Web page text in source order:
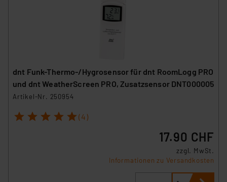
dnt Funk-Thermo-/Hygrosensor für dnt RoomLogg PRO
und dnt WeatherScreen PRO, Zusatzsensor DNT000005
Artikel-Nr. 250954
1 2 3 4 5 (4)
17.90 CHF
zzgl. MwSt.
Informationen zu Versandkosten